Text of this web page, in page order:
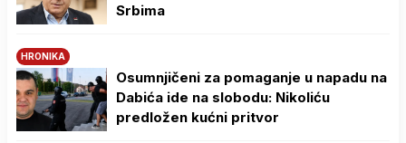
Srbima
HRONIKA
Osumnjičeni za pomaganje u napadu na
Dabića ide na slobodu: Nikoliću
predložen kućni pritvor